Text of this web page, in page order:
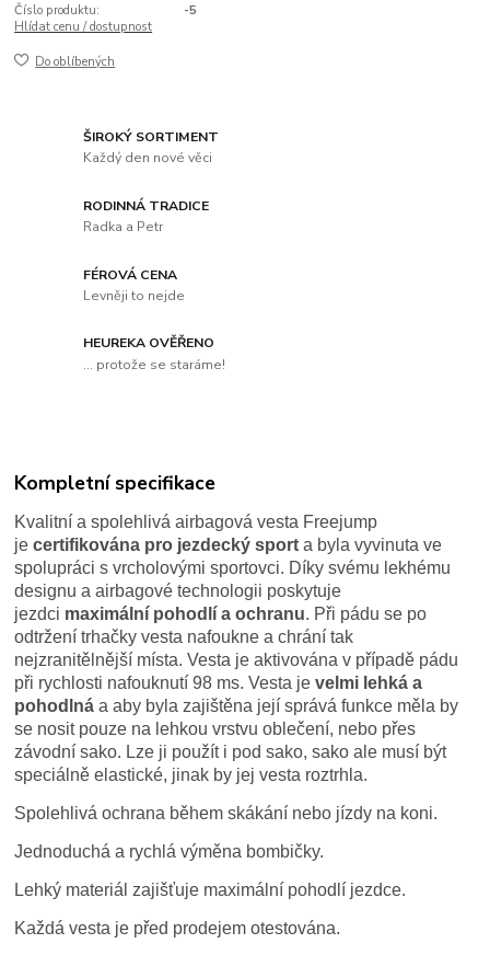
Číslo produktu:
-5
Hlídat cenu / dostupnost
Do oblíbených
ŠIROKÝ SORTIMENT
Každý den nové věci
RODINNÁ TRADICE
Radka a Petr
FÉROVÁ CENA
Levněji to nejde
HEUREKA OVĚŘENO
... protože se staráme!
Kompletní specifikace
Kvalitní a spolehlivá airbagová vesta Freejump
jecertifikována pro jezdecký sport a byla vyvinuta ve
spolupráci s vrcholovými sportovci. Díky svému lekhému
designu a airbagové technologii poskytuje
jezdci maximální pohodlí a ochranu. Při pádu se po
odtržení trhačky vesta nafoukne a chrání tak
nejzranitělnější místa. Vesta je aktivována v případě pádu
při rychlosti nafouknutí 98 ms. Vesta jevelmi lehká a
pohodlná a aby byla zajištěna její správá funkce měla by
se nosit pouze na lehkou vrstvu oblečení, nebo přes
závodní sako. Lze ji použít i pod sako, sako ale musí být
speciálně elastické, jinak by jej vesta roztrhla.
Spolehlivá ochrana během skákání nebo jízdy na koni.
Jednoduchá a rychlá výměna bombičky.
Lehký materiál zajišťuje maximální pohodlí jezdce.
Každá vesta je před prodejem otestována.